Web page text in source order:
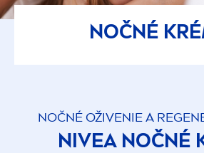
NOČNÉ
NOČNÉ OŽIVENIE A
NIVEANOČNÉ